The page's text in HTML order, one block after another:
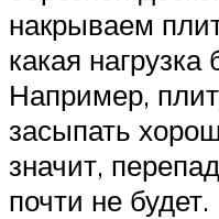
накрываем
какая нагрузка
Например,
засыпать
значит,
почти не будет.